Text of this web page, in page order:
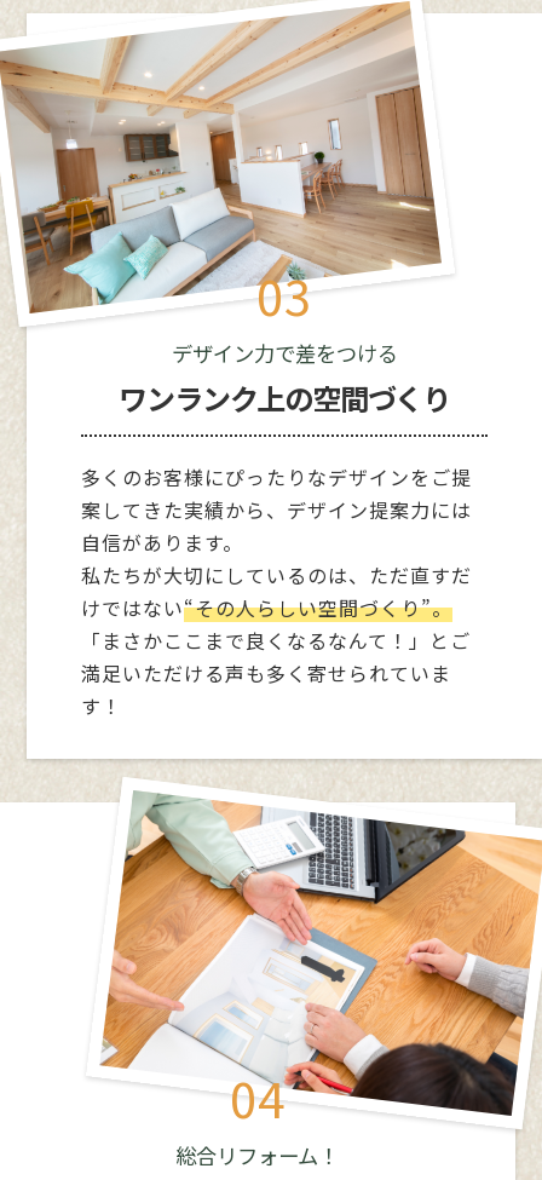
03
デザイン力で差をつける
ワンランク上の空間づくり
多くのお客様にぴったりなデザインをご提
案してきた実績から、デザイン提案力には
自信があります。
私たちが大切にしているのは、ただ直すだ
けではない“その人らしい空間づくり”。
「まさかここまで良くなるなんて！」とご
満足いただける声も多く寄せられていま
す！
04
総合リフォーム！
3．個人情報を収集・利用する目的
弊社が個人情報を収集・利用する目的は、以下の
とおりです。
・本サービスの提供・運営のため
・ユーザーからのお問い合わせに回答するため
（本人確認を行うことを含む）
・メンテナンス、重要なお知らせなど必要に応じ
たご連絡のため
・本ウェブサイト及び業務の改善等のため
・上記の利用目的に付随する目的
4．利用目的の変更
理的に認められる場合に限り、個人情報の利用目的
について、本ウェブサイト上に公表するものとしま
す。
5．個人情報の第三者提供
弊社は、次に掲げる場合を除いて、あらかじめユー
ザーの同意を得ることなく、第三者に個人情報を
提供することはありません。ただし、個人情報保
護法その他の法令で認められる場合を除きます。
・人の生命、身体または財産の保護のために必要
であるとき
・公衆衛生の向上または児童の健全な育成の推進
のために特に必要がある場合であって、本人の同意
を得ることが困難であるとき
・国の機関もしくは地方公共団体またはその委託
を受けた者が法令の定める事務を遂行することに
対して協力する必要がある場合であって、本人の同
意を得ることにより当該事務の遂行に支障を及ぼ
すおそれがあるとき
・予め次の事項を告知あるいは公表し、かつ弊社
が個人情報保護委員会に届出をしたとき
利用目的に第三者への提供を含むこと
第三者に提供されるデータの項目
第三者への提供の手段または方法
本人の求めに応じて個人情報の第三者への提供
を停止すること